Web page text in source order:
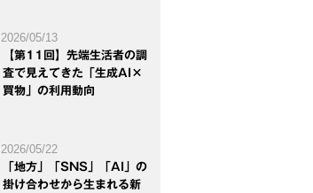
2026/05/13
【第11回】先端生活者の調
査で見えてきた「生成AI×
買物」の利用動向
2026/05/22
「地方」「SNS」「AI」の
掛け合わせから生まれる新